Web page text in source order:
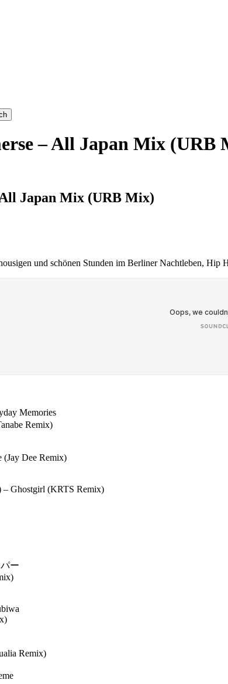
– All Japan Mix (URB
Japan Mix (URB Mix)
und schönen Stunden im Berliner Nachtleben,
Memories
Remix)
Dee Remix)
– Ghostgirl (KRTS Remix)
ー
Remix)